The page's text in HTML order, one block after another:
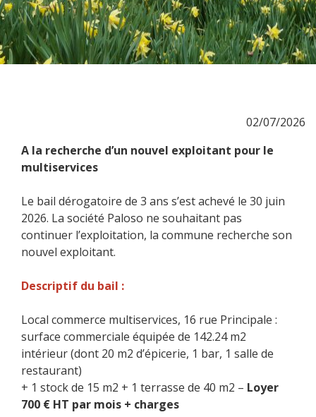
02/07/2026
A la recherche d’un nouvel exploitant pour le
multiservices
Le bail dérogatoire de 3 ans s’est achevé le 30 juin
2026. La société Paloso ne souhaitant pas
continuer l’exploitation, la commune recherche son
nouvel exploitant.
Descriptif du bail :
Local commerce multiservices, 16 rue Principale :
surface commerciale équipée de 142.24 m2
intérieur (dont 20 m2 d’épicerie, 1 bar, 1 salle de
restaurant)
+ 1 stock de 15 m2 + 1 terrasse de 40 m2 – Loyer
700 € HT par mois + charges